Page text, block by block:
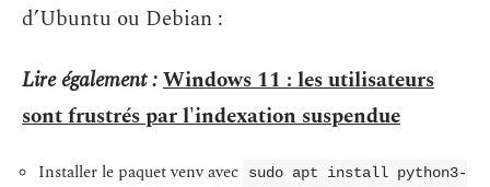
d’Ubuntu ou Debian :
Lire également :Windows 11 : les utilisateurs
sont frustrés par l'indexation suspendue
Installer le paquet venv avec
sudo apt install python3-